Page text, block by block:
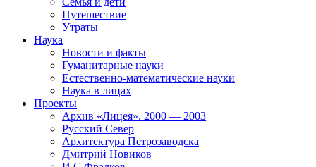
Путешествие
Утраты
Наука
Новости и факты
Гуманитарные науки
Естественно-математические науки
Наука в лицах
Проекты
Архив «Лицея». 2000 — 2003
Русский Север
Архитектура Петрозаводска
Дмитрий Новиков